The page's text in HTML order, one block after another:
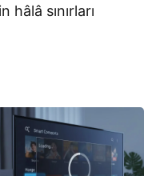
sınırları